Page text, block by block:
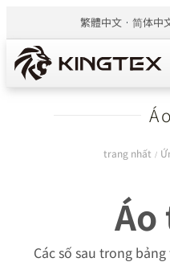
繁體中文 简体中
trang nhất /
Các số sau trong